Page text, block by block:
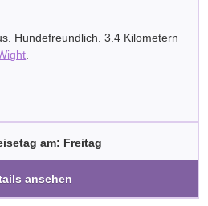
Hundefreundlich. 3.4 Kilometern
am: Freitag
ansehen